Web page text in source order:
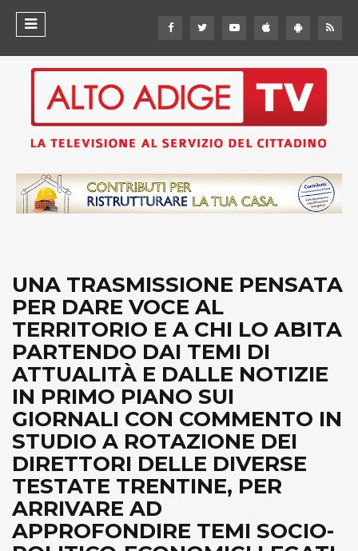
UNA TRASMISSIONE PENSATA
PER DARE VOCE AL
TERRITORIO E A CHI LO ABITA
PARTENDO DAI TEMI DI
ATTUALITÀ E DALLE NOTIZIE
IN PRIMO PIANO SUI
GIORNALI CON COMMENTO IN
STUDIO A ROTAZIONE DEI
DIRETTORI DELLE DIVERSE
TESTATE TRENTINE, PER
ARRIVARE AD
APPROFONDIRE TEMI SOCIO-